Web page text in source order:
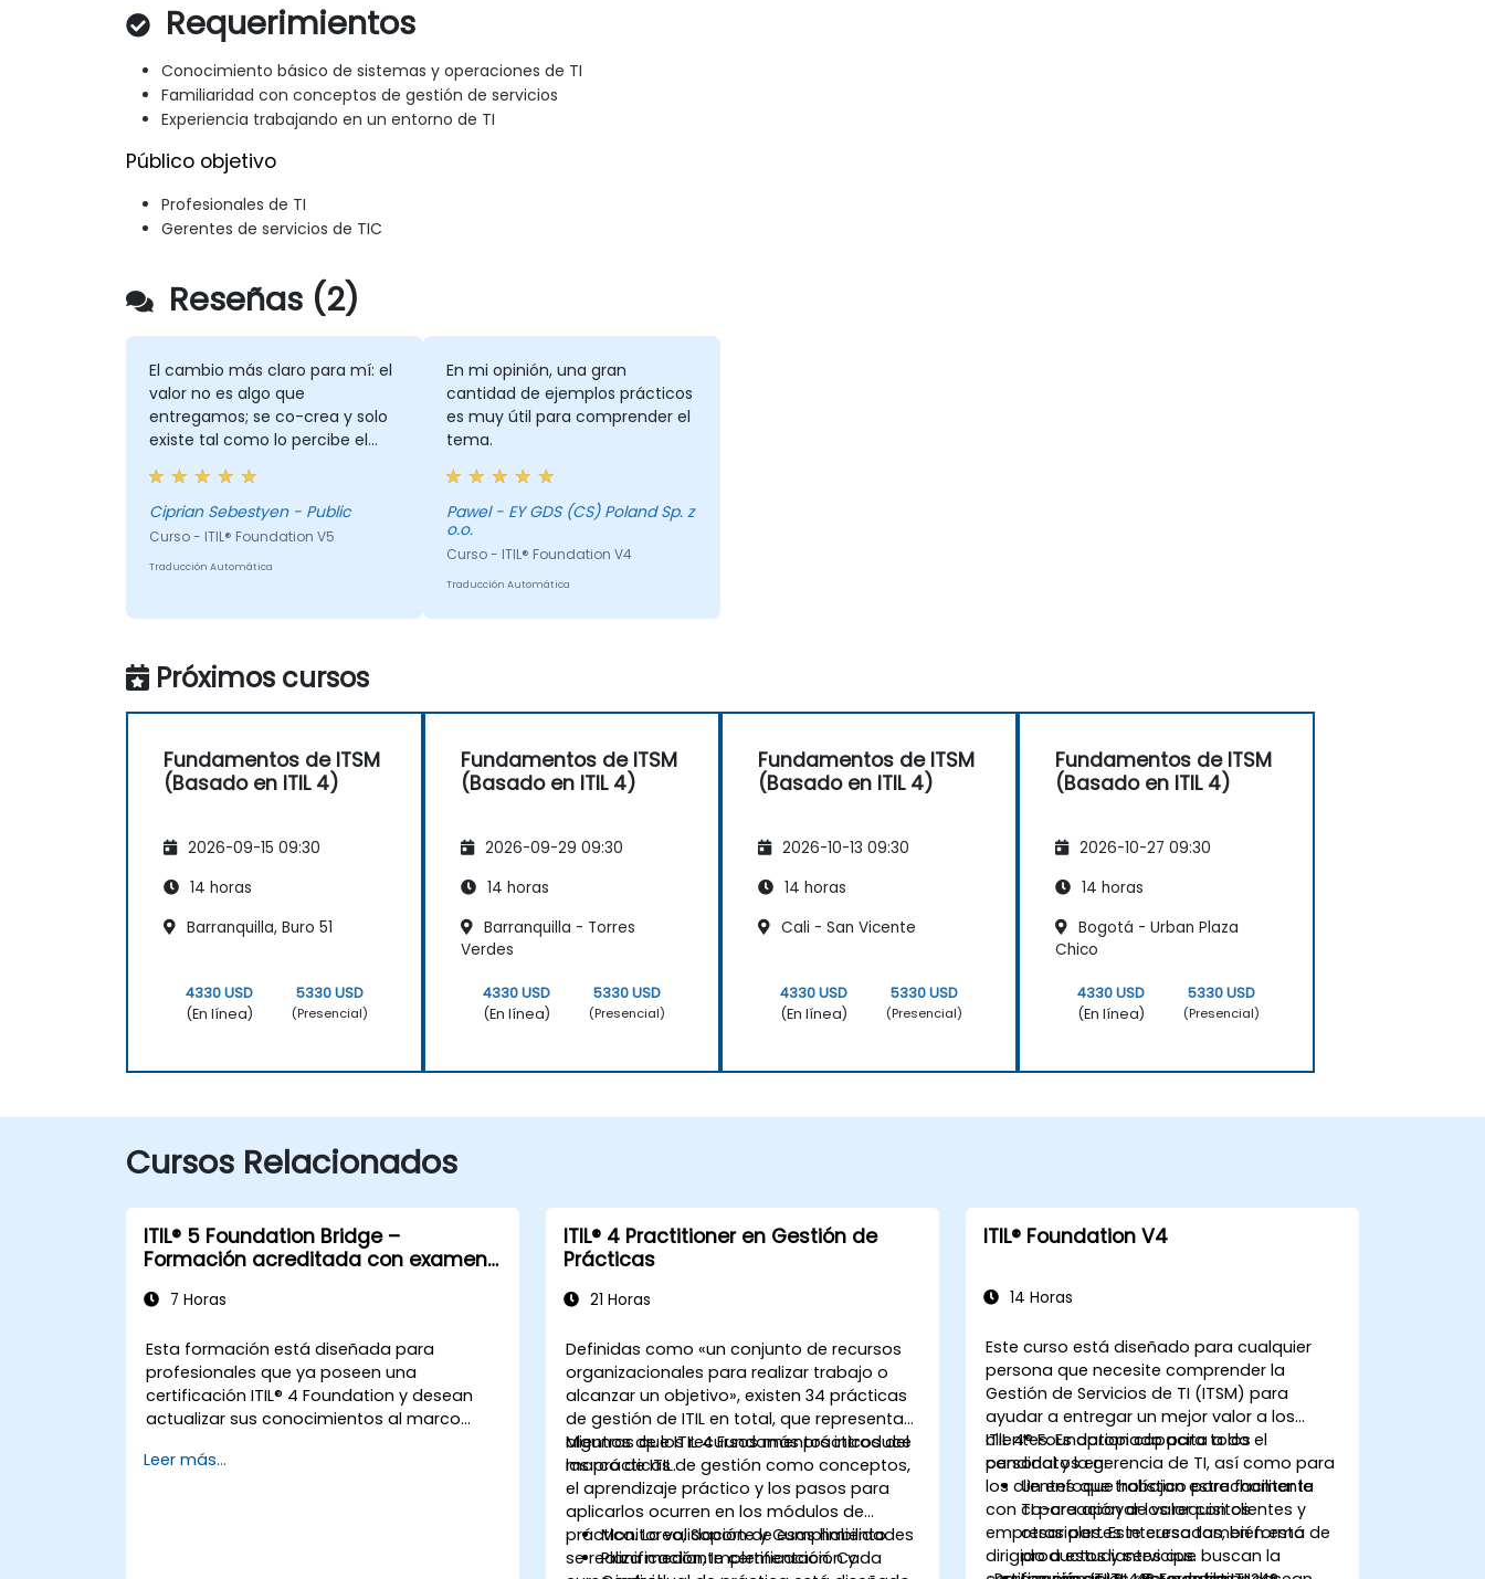
Requerimientos
Conocimiento básico de sistemas y operaciones de TI
Familiaridad con conceptos de gestión de servicios
Experiencia trabajando en un entorno de TI
Público objetivo
Profesionales de TI
Gerentes de servicios de TIC
Reseñas (2)
El cambio más claro para mí: el
valor no es algo que
entregamos; se co-crea y solo
existe tal como lo percibe el
cliente, una vez restados los
costos y riesgos que les
imponemos. Esto cambia la
manera en que veo la entrega y
el resultado que buscaba?"
Ciprian Sebestyen - Public
Curso - ITIL® Foundation V5
Traducción Automática
En mi opinión, una gran
cantidad de ejemplos prácticos
es muy útil para comprender el
tema.
Pawel - EY GDS (CS) Poland Sp. z
o.o.
Curso - ITIL® Foundation V4
Traducción Automática
Próximos cursos
Fundamentos de ITSM
(Basado en ITIL 4)
2026-09-15 09:30
14 horas
Barranquilla, Buro 51
4330 USD
(En línea)
5330 USD
(Presencial)
Fundamentos de ITSM
(Basado en ITIL 4)
2026-09-29 09:30
14 horas
Barranquilla - Torres
Verdes
4330 USD
(En línea)
5330 USD
(Presencial)
Fundamentos de ITSM
(Basado en ITIL 4)
2026-10-13 09:30
14 horas
Cali - San Vicente
4330 USD
(En línea)
5330 USD
(Presencial)
Fundamentos de ITSM
(Basado en ITIL 4)
2026-10-27 09:30
14 horas
Bogotá - Urban Plaza
Chico
4330 USD
(En línea)
5330 USD
(Presencial)
Cursos Relacionados
ITIL® 5 Foundation Bridge –
Formación acreditada con examen
7 Horas
Esta formación está diseñada para
profesionales que ya poseen una
certificación ITIL® 4 Foundation y desean
actualizar sus conocimientos al marco
Ofrece una transición concentrada y
Leer más...
ITIL® 4 Practitioner en Gestión de
Prácticas
21 Horas
Definidas como «un conjunto de recursos
organizacionales para realizar trabajo o
alcanzar un objetivo», existen 34 prácticas
de gestión de ITIL en total, que representan
algunos de los recursos más prácticos del
marco de ITIL.
Mientras que ITIL 4 Fundamentos introduce
las prácticas de gestión como conceptos,
el aprendizaje práctico y los pasos para
aplicarlos ocurren en los módulos de
práctica. La validación de esas habilidades
se realiza mediante certificación. Cada
Monitoreo, Soporte y Cumplimiento
Planificación, Implementación y
ITIL® Foundation V4
14 Horas
Este curso está diseñado para cualquier
persona que necesite comprender la
Gestión de Servicios de TI (ITSM) para
ayudar a entregar un mejor valor a los
clientes. Es apropiado para todo el
personal y la gerencia de TI, así como para
los clientes que trabajan estrechamente
con TI para apoyar los requisitos
empresariales. Este curso también está
dirigido a estudiantes que buscan la
ITIL 4® Foundation capacita a los
candidatos en:
Un enfoque holístico para facilitar la
co-creación de valor con clientes y
otras partes interesadas, en forma de
productos y servicios.